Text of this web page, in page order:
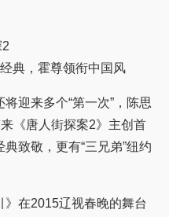
2
，霍尊领衔中国风
迎来多个“第一次”，陈思
《唐人街探案2》主创首
致敬，更有“三兄弟”纽约
在2015辽视春晚的舞台